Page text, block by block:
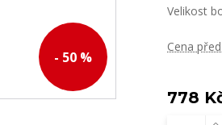
- 50 %
Velikost
Cena
778